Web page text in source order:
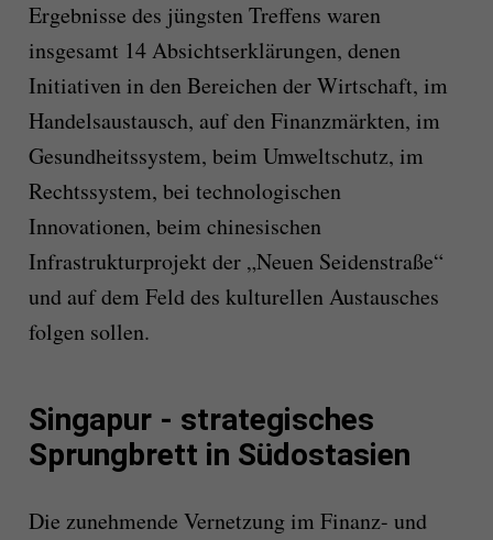
Ergebnisse des jüngsten Treffens waren
insgesamt 14 Absichtserklärungen, denen
Initiativen in den Bereichen der Wirtschaft, im
Handelsaustausch, auf den Finanzmärkten, im
Gesundheitssystem, beim Umweltschutz, im
Rechtssystem, bei technologischen
Innovationen, beim chinesischen
Infrastrukturprojekt der „Neuen Seidenstraße“
und auf dem Feld des kulturellen Austausches
folgen sollen.
Singapur - strategisches
Sprungbrett in Südostasien
Die zunehmende Vernetzung im Finanz- und